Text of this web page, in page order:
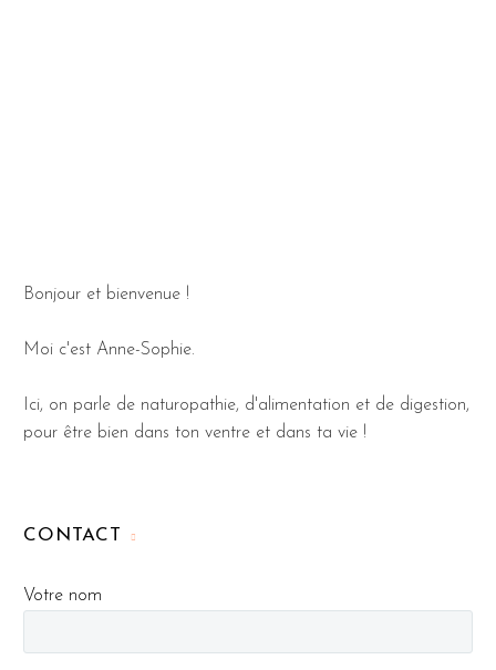
Bonjour et bienvenue !
Moi c'est Anne-Sophie.
Ici, on parle de naturopathie, d'alimentation et de digestion,
pour être bien dans ton ventre et dans ta vie !
CONTACT
Votre nom